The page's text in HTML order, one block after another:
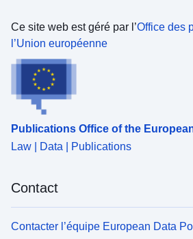
Ce site web est géré par l’Office des
l’Union européenne
Publications Office of the
Law | Data | Publications
Contact
Contacter l’équipe European Data